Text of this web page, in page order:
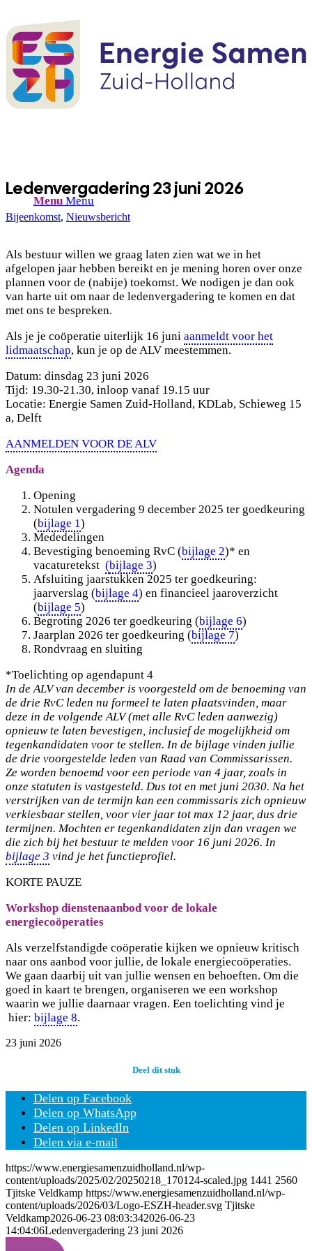
Menu Menu
Ledenvergadering 23 juni 2026
Bijeenkomst, Nieuwsbericht
Als bestuur willen we graag laten zien wat we in het
afgelopen jaar hebben bereikt en je mening horen over onze
plannen voor de (nabije) toekomst. We nodigen je dan ook
van harte uit om naar de ledenvergadering te komen en dat
met ons te bespreken.
Als je je coöperatie uiterlijk 16 juni aanmeldt voor het
lidmaatschap, kun je op de ALV meestemmen.
Datum: dinsdag 23 juni 2026
Tijd: 19.30-21.30, inloop vanaf 19.15 uur
Locatie: Energie Samen Zuid-Holland, KDLab, Schieweg 15
a, Delft
AANMELDEN VOOR DE ALV
Agenda
Opening
Notulen vergadering 9 december 2025 ter goedkeuring
(bijlage 1)
Mededelingen
Bevestiging benoeming RvC (bijlage 2)* en
vacaturetekst (bijlage 3)
Afsluiting jaarstukken 2025 ter goedkeuring:
jaarverslag (bijlage 4) en financieel jaaroverzicht
(bijlage 5)
Begroting 2026 ter goedkeuring (bijlage 6)
Jaarplan 2026 ter goedkeuring (bijlage 7)
Rondvraag en sluiting
*Toelichting op agendapunt 4
In de ALV van december is voorgesteld om de benoeming van
de drie RvC leden nu formeel te laten plaatsvinden, maar
deze in de volgende ALV (met alle RvC leden aanwezig)
opnieuw te laten bevestigen, inclusief de mogelijkheid om
tegenkandidaten voor te stellen. In de bijlage vinden jullie
de drie voorgestelde leden van Raad van Commissarissen.
Ze worden benoemd voor een periode van 4 jaar, zoals in
onze statuten is vastgesteld. Dus tot en met juni 2030. Na het
verstrijken van de termijn kan een commissaris zich opnieuw
verkiesbaar stellen, voor vier jaar tot max 12 jaar, dus drie
termijnen. Mochten er tegenkandidaten zijn dan vragen we
die zich bij het bestuur te melden voor 16 juni 2026. In
bijlage 3 vind je het functieprofiel.
KORTE PAUZE
Workshop dienstenaanbod voor de lokale
energiecoöperaties
Als verzelfstandigde coöperatie kijken we opnieuw kritisch
naar ons aanbod voor jullie, de lokale energiecoöperaties.
We gaan daarbij uit van jullie wensen en behoeften. Om die
goed in kaart te brengen, organiseren we een workshop
waarin we jullie daarnaar vragen. Een toelichting vind je
hier: bijlage 8.
23 juni 2026
Deel dit stuk
Delen op Facebook
Delen op WhatsApp
Delen op LinkedIn
Delen via e-mail
https://www.energiesamenzuidholland.nl/wp-
content/uploads/2025/02/20250218_170124-scaled.jpg 1441 2560
Tjitske Veldkamp https://www.energiesamenzuidholland.nl/wp-
content/uploads/2026/03/Logo-ESZH-header.svg Tjitske
Veldkamp2026-06-23 08:03:342026-06-23
14:04:06Ledenvergadering 23 juni 2026